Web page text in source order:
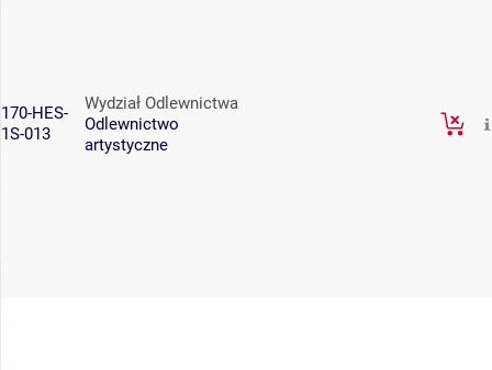
170-HES-
1S-013
Wydział Odlewnictwa
Odlewnictwo
artystyczne